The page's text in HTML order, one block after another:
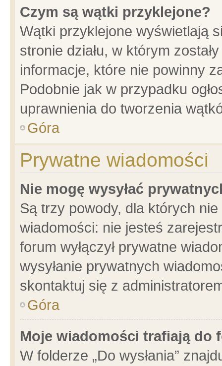
Czym są wątki przyklejone?
Wątki przyklejone wyświetlają
stronie działu, w którym
informacje, które nie powinny
Podobnie jak w przypadku
uprawnienia do tworzenia
Góra
Prywatne wiadomości
Nie mogę wysyłać
Są trzy powody, dla których
wiadomości: nie jesteś
forum wyłączył prywatne
wysyłanie prywatnych
skontaktuj się z
Góra
Moje wiadomości trafiają do
W folderze „Do wysłania”